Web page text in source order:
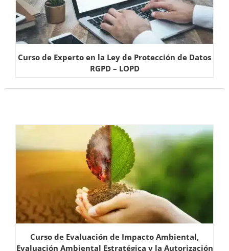
Curso de Experto en la Ley de Protección de Datos
RGPD – LOPD
Curso de Evaluación de Impacto Ambiental,
Evaluación Ambiental Estratégica y la Autorización